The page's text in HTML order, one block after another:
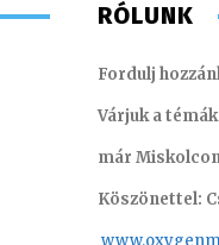
RÓLUNK
Fordulj
Várjuk a
már
Köszönettel: